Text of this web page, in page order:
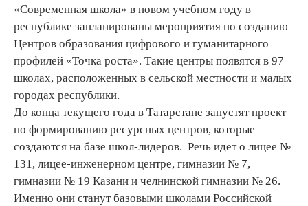
«Современная школа» в новом учебном году в
республике запланированы мероприятия по созданию
Центров образования цифрового и гуманитарного
профилей «Точка роста». Такие центры появятся в 97
школах, расположенных в сельской местности и малых
городах республики.
До конца текущего года в Татарстане запустят проект
по формированию ресурсных центров, которые
создаются на базе школ-лидеров. Речь идет о лицее №
131, лицее-инженерном центре, гимназии № 7,
гимназии № 19 Казани и челнинской гимназии № 26.
Именно они станут базовыми школами Российской